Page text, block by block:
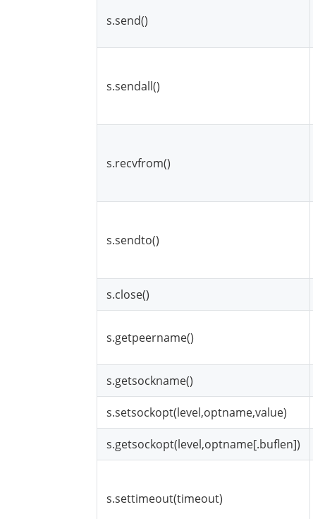
s.send()
s.sendall()
s.recvfrom()
s.sendto()
s.close()
s.getpeername()
s.getsockname()
s.setsockopt(level,optname,value)
s.getsockopt(level,optname[.buflen])
s.settimeout(timeout)